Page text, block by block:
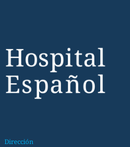
Dirección